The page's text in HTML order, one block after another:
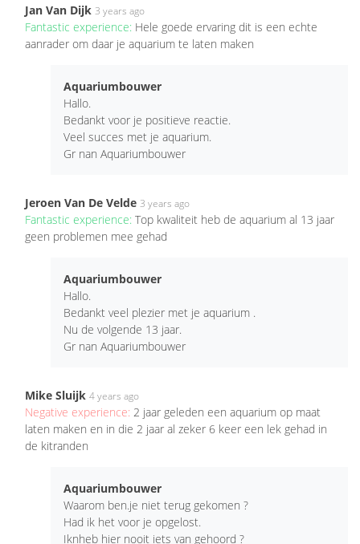
Jan Van Dijk 3 years ago
Fantastic experience: Hele goede ervaring dit is een echte
aanrader om daar je aquarium te laten maken
Aquariumbouwer
Hallo.
Bedankt voor je positieve reactie.
Veel succes met je aquarium.
Gr nan Aquariumbouwer
Jeroen Van De Velde 3 years ago
Fantastic experience: Top kwaliteit heb de aquarium al 13 jaar
geen problemen mee gehad
Aquariumbouwer
Hallo.
Bedankt veel plezier met je aquarium .
Nu de volgende 13 jaar.
Gr nan Aquariumbouwer
Mike Sluijk 4 years ago
Negative experience: 2 jaar geleden een aquarium op maat
laten maken en in die 2 jaar al zeker 6 keer een lek gehad in
de kitranden
Aquariumbouwer
Waarom ben.je niet terug gekomen ?
Had ik het voor je opgelost.
Iknheb hier nooit iets van gehoord ?